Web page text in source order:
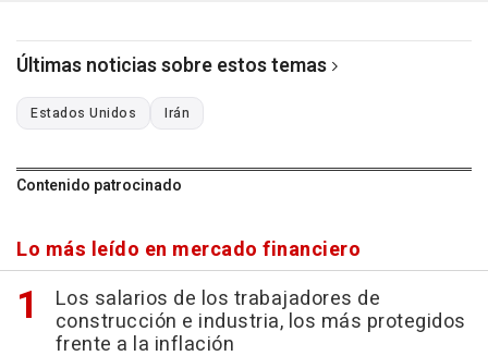
Últimas noticias sobre estos temas
Estados Unidos Irán
Contenido patrocinado
Lo más leído en mercado financiero
Los salarios de los trabajadores de
construcción e industria, los más protegidos
frente a la inflación